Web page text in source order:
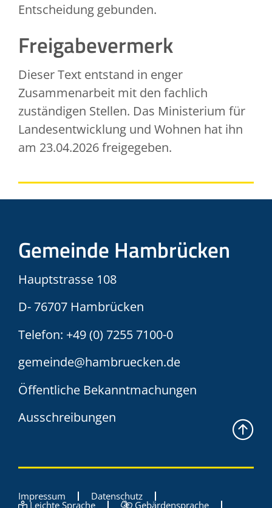
Entscheidung gebunden.
Freigabevermerk
Dieser Text entstand in enger
Zusammenarbeit mit den fachlich
zuständigen Stellen. Das Ministerium für
Landesentwicklung und Wohnen hat ihn
am 23.04.2026 freigegeben.
Gemeinde Hambrücken
Hauptstrasse 108
D- 76707 Hambrücken
Telefon: +49 (0) 7255 7100-0
gemeinde@hambruecken.de
Öffentliche Bekanntmachungen
Ausschreibungen
Impressum Datenschutz
Leichte Sprache Gebärdensprache